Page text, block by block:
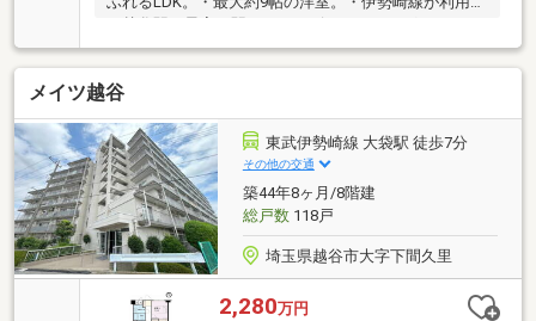
徒歩2分、スーパーが徒歩7分以内という充実した周辺
環境。・各居室にバルコニーが面している日当たり良
好な住空間。・小学校が徒歩9分の親御様も安心の近
さ。・新規リノベーション完成につき、お問い合わせ
当日のご見学可能。☆頭金０円での購入可能です。☆
無料にて資金の見える可「生涯FPサービス」実施中☆
嬉しい優待特典「Club Offプレミアム」サービス。☆
お引越しから購入後のメンテナンスまで全てお任せ下
さい。
メイツ越谷
東武伊勢崎線 大袋駅 徒歩7分
その他の交通
築44年8ヶ月/8階建
総戸数118戸
埼玉県越谷市大字下間久里
2,280万円